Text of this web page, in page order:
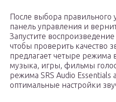
После выбора правильного
панель управления и
Запустите
чтобы проверить качество
предлагает четыре режима
музыка, игры, фильмы
режима SRS Audio Essentials
оптимальные настройки